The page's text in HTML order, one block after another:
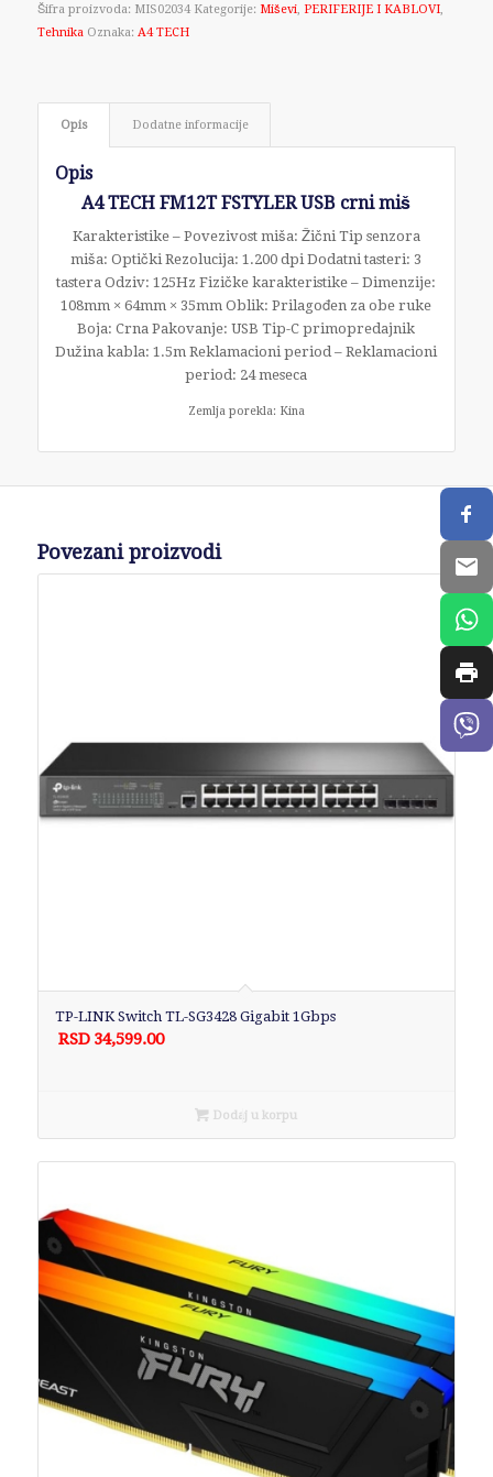
Šifra proizvoda: MIS02034 Kategorije: Miševi, PERIFERIJE I KABLOVI,
Tehnika Oznaka: A4 TECH
Opis Dodatne informacije
Opis
A4 TECH FM12T FSTYLER USB crni miš
Karakteristike – Povezivost miša: Žični Tip senzora
miša: Optički Rezolucija: 1.200 dpi Dodatni tasteri: 3
tastera Odziv: 125Hz Fizičke karakteristike – Dimenzije:
108mm × 64mm × 35mm Oblik: Prilagođen za obe ruke
Boja: Crna Pakovanje: USB Tip-C primopredajnik
Dužina kabla: 1.5m Reklamacioni period – Reklamacioni
period: 24 meseca
Zemlja porekla: Kina
Povezani proizvodi
TP-LINK Switch TL-SG3428 Gigabit 1Gbps
RSD 34,599.00
Dodaj u korpu